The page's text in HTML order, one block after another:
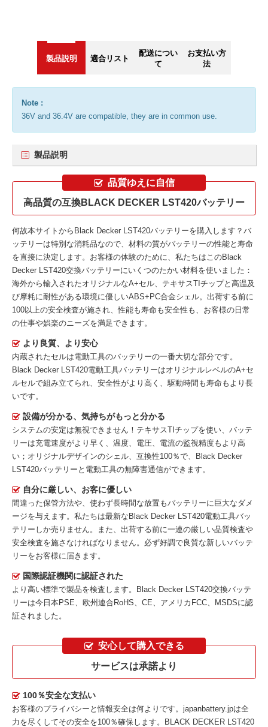
製品説明 適合リスト
配送につい
て
お支払い方
法
Note :
36V and 36.4V are compatible, they are in common use.
製品説明
品質ゆえに自信
高品質の互換BLACK DECKER LST420バッテリー
何故本サイトから Black Decker LST420バッテリーを購入します？バ
ッテリーは特別な消耗品なので、材料の質がバッテリーの性能と寿命
を直接に決定します。お客様の体験のために、私たちはこのBlack
Decker LST420交換バッテリーにいくつのたかい材料を使いました：
海外から輸入されたオリジナルなA+セル、テキサスTIチップと高温及
び摩耗に耐性がある環境に優しいABS+PC合金シェル。出荷する前に
100以上の安全検査が施され、性能も寿命も安全性も、お客様の日常
の仕事や娯楽のニーズを満足できます。
より良質、より安心
内蔵されたセルは電動工具のバッテリーの一番大切な部分です。
Black Decker LST420電動工具バッテリーはオリジナルレベルのA+セ
ルセルで組み立てられ、安全性がより高く、駆動時間も寿命もより長
いです。
設備が分かる、気持ちがもっと分かる
システムの安定は無視できません！テキサスTIチップを使い、バッテ
リーは充電速度がより早く、温度、電圧、電流の監視精度もより高
い；オリジナルデザインのシェル、互換性100％で、Black Decker
LST420バッテリーと電動工具の無障害通信ができます。
自分に厳しい、お客に優しい
間違った保管方法や、使わず長時間な放置もバッテリーに巨大なダメ
ージを与えます。私たちは最新な Black Decker LST420電動工具バッ
テリー しか売りません。また、出荷する前に一連の厳しい品質検査や
安全検査を施さなければなりません。必ず好調で良質な新しいバッテ
リーをお客様に届きます。
国際認証機関に認証された
より高い標準で製品を検査します。Black Decker LST420交換バッテ
リーは今日本PSE、欧州連合RoHS、CE、アメリカFCC、MSDSに認
証されました。
安心して購入できる
サービスは承諾より
100％安全な支払い
お客様のプライバシーと情報安全は何よりです。japanbattery.jpは全
力を尽くしてその安全を100％確保します。 BLACK DECKER LST420